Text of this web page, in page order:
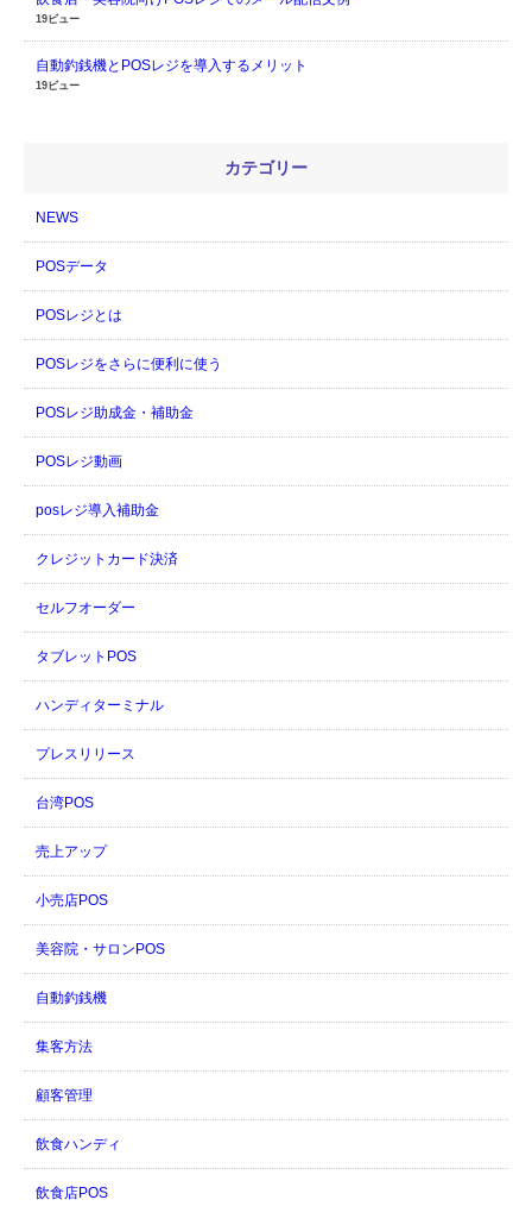
19ビュー
自動釣銭機とPOSレジを導入するメリット
19ビュー
カテゴリー
NEWS
POSデータ
POSレジとは
POSレジをさらに便利に使う
POSレジ助成金・補助金
POSレジ動画
posレジ導入補助金
クレジットカード決済
セルフオーダー
タブレットPOS
ハンディターミナル
プレスリリース
台湾POS
売上アップ
小売店POS
美容院・サロンPOS
自動釣銭機
集客方法
顧客管理
飲食ハンディ
飲食店POS